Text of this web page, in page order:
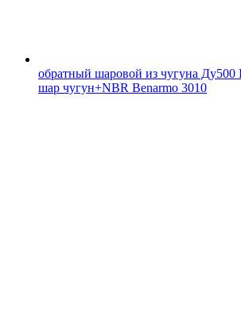
обратный шаровой из чугуна Ду500
шар чугун+NBR Benarmo 3010